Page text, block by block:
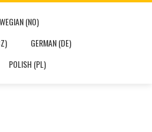
(NO)
GERMAN (DE)
POLISH (PL)